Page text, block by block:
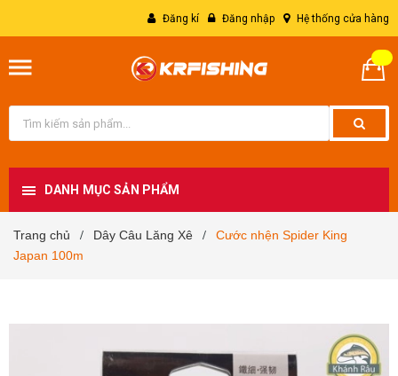
Đăng kí Đăng nhập Hệ thống cửa hàng
DANH MỤC SẢN PHẨM
Trang chủ / Dây Câu Lăng Xê /
Cước nhện Spider King
Japan 100m